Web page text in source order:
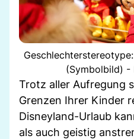
(Symbolbild) -
Trotz aller Aufregung
Grenzen Ihrer Kinder
Disneyland-Urlaub
als auch geistig